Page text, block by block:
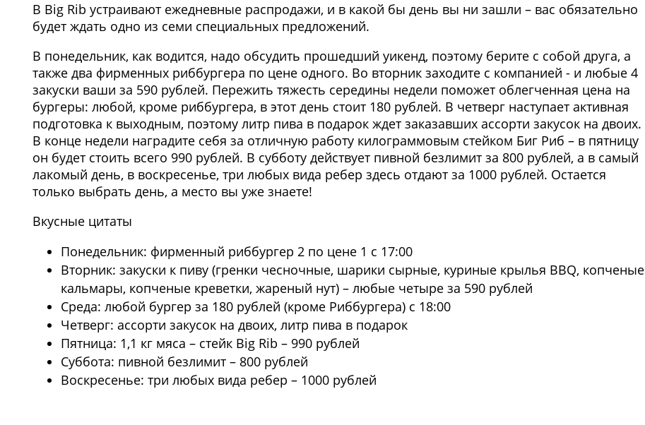
В Big Rib устраивают ежедневные распродажи, и в какой бы день вы ни зашли – вас обязательно
будет ждать одно из семи специальных предложений.
В понедельник, как водится, надо обсудить прошедший уикенд, поэтому берите с собой друга, а
также два фирменных риббургера по цене одного. Во вторник заходите с компанией - и любые 4
закуски ваши за 590 рублей. Пережить тяжесть середины недели поможет облегченная цена на
бургеры: любой, кроме риббургера, в этот день стоит 180 рублей. В четверг наступает активная
подготовка к выходным, поэтому литр пива в подарок ждет заказавших ассорти закусок на двоих.
В конце недели наградите себя за отличную работу килограммовым стейком Биг Риб – в пятницу
он будет стоить всего 990 рублей. В субботу действует пивной безлимит за 800 рублей, а в самый
лакомый день, в воскресенье, три любых вида ребер здесь отдают за 1000 рублей. Остается
только выбрать день, а место вы уже знаете!
Вкусные цитаты
Понедельник: фирменный риббургер 2 по цене 1 c 17:00
Вторник: закуски к пиву (гренки чесночные, шарики сырные, куриные крылья BBQ, копченые
кальмары, копченые креветки, жареный нут) – любые четыре за 590 рублей
Среда: любой бургер за 180 рублей (кроме Риббургера) с 18:00
Четверг: ассорти закусок на двоих, литр пива в подарок
Пятница: 1,1 кг мяса – стейк Big Rib – 990 рублей
Суббота: пивной безлимит – 800 рублей
Воскресенье: три любых вида ребер – 1000 рублей